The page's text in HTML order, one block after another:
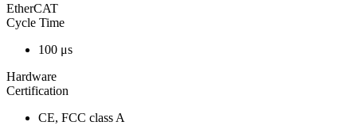
EtherCAT
Cycle Time
100 μs
Hardware
Certification
CE, FCC class A